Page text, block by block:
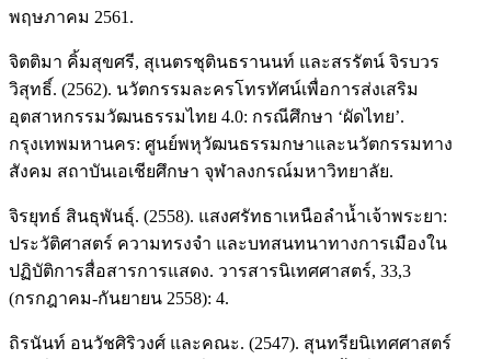
พฤษภาคม 2561.
จิตติมา คิ้มสุขศรี, สุเนตรชุตินธรานนท์ และสรรัตน์ จิรบวร
วิสุทธิ์. (2562). นวัตกรรมละครโทรทัศน์เพื่อการส่งเสริม
อุตสาหกรรมวัฒนธรรมไทย 4.0: กรณีศึกษา ‘ผัดไทย’.
กรุงเทพมหานคร: ศูนย์พหุวัฒนธรรมกษาและนวัตกรรมทาง
สังคม สถาบันเอเชียศึกษา จุฬาลงกรณ์มหาวิทยาลัย.
จิรยุทธ์ สินธุพันธุ์. (2558). แสงศรัทธาเหนือลำน้ำเจ้าพระยา:
ประวัติศาสตร์ ความทรงจำ และบทสนทนาทางการเมืองใน
ปฏิบัติการสื่อสารการแสดง. วารสารนิเทศศาสตร์, 33,3
(กรกฎาคม-กันยายน 2558): 4.
ถิรนันท์ อนวัชศิริวงศ์ และคณะ. (2547). สุนทรียนิเทศศาสตร์